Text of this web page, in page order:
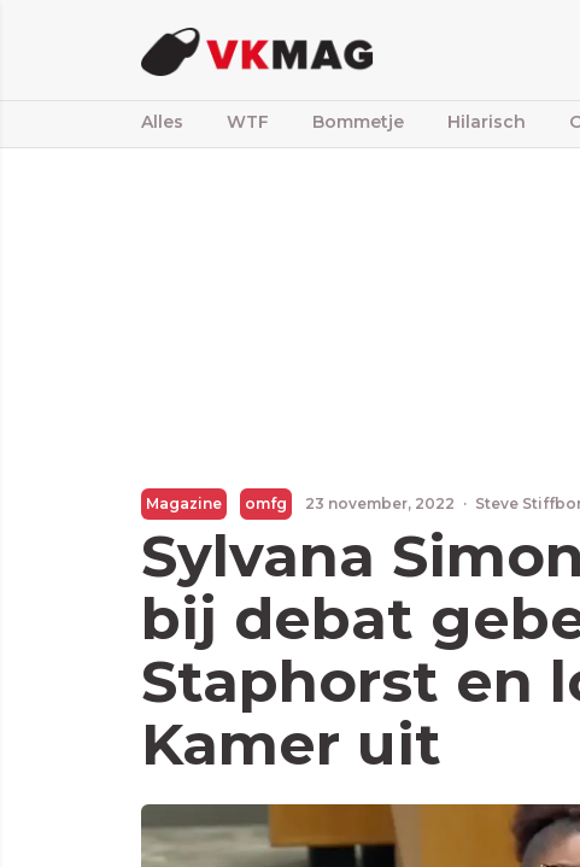
Alles WTF Bommetje Hilarisch
Magazine omfg 23 november, 2022 · Steve
Sylvana
bij debat
Staphorst en
Kamer uit